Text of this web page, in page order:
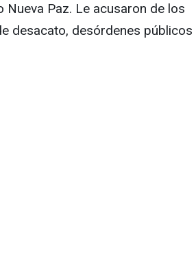
Nueva Paz. Le acusaron de los
desacato, desórdenes públicos